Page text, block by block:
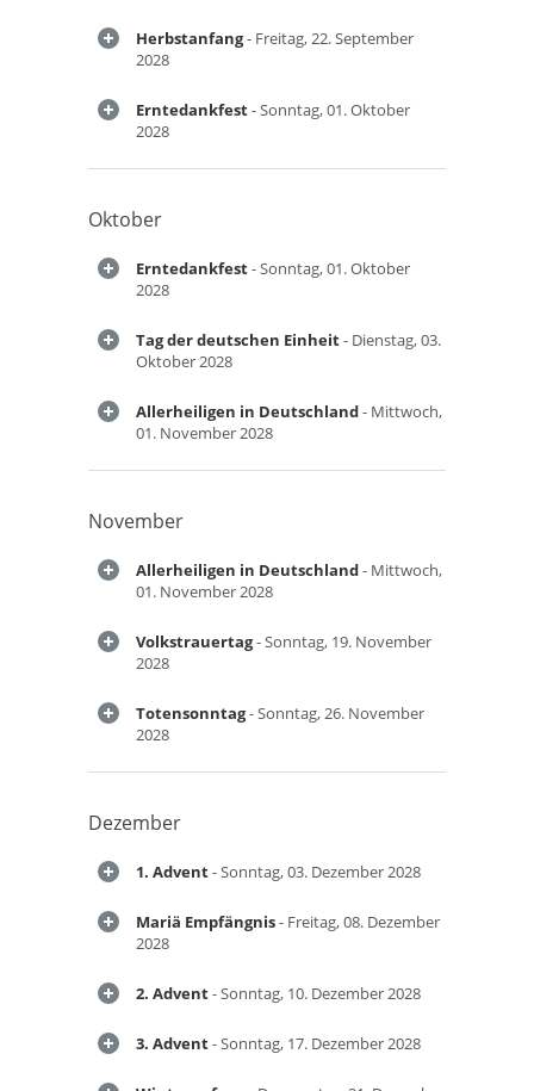
Herbstanfang- Freitag, 22. September
2028
Erntedankfest- Sonntag, 01. Oktober
2028
Oktober
Erntedankfest- Sonntag, 01. Oktober
2028
Tag der deutschen Einheit- Dienstag, 03.
Oktober 2028
Allerheiligen in Deutschland- Mittwoch,
01. November 2028
November
Allerheiligen in Deutschland- Mittwoch,
01. November 2028
Volkstrauertag- Sonntag, 19. November
2028
Totensonntag- Sonntag, 26. November
2028
Dezember
1. Advent- Sonntag, 03. Dezember 2028
Mariä Empfängnis- Freitag, 08. Dezember
2028
2. Advent- Sonntag, 10. Dezember 2028
3. Advent- Sonntag, 17. Dezember 2028